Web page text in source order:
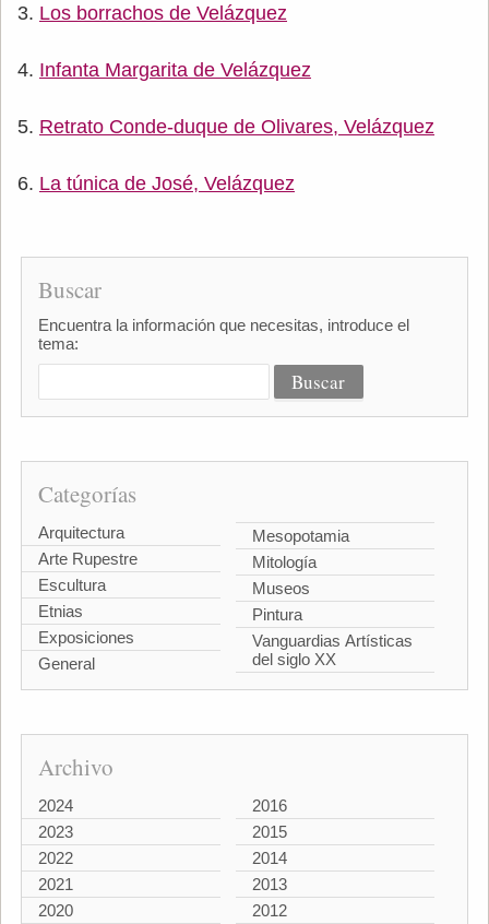
Los borrachos de Velázquez
Infanta Margarita de Velázquez
Retrato Conde-duque de Olivares, Velázquez
La túnica de José, Velázquez
Buscar
Encuentra la información que necesitas, introduce el
tema:
Categorías
Arquitectura
Arte Rupestre
Escultura
Etnias
Exposiciones
General
Mesopotamia
Mitología
Museos
Pintura
Vanguardias Artísticas
del siglo XX
Archivo
2024
2023
2022
2021
2020
2016
2015
2014
2013
2012